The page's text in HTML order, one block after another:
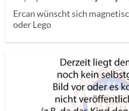
Ercan wünscht sich
oder Lego